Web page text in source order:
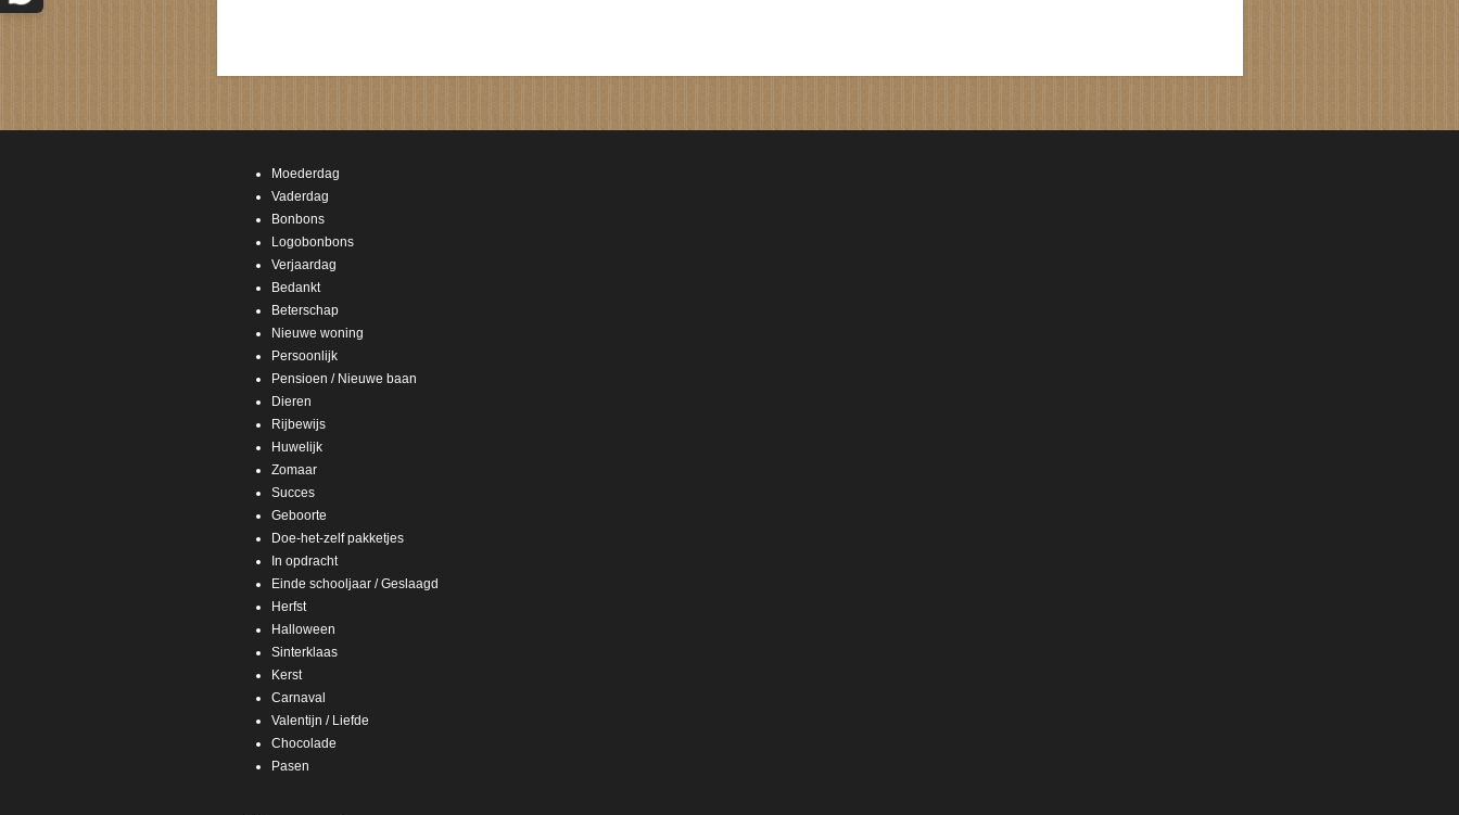
Moederdag
Vaderdag
Bonbons
Logobonbons
Verjaardag
Bedankt
Beterschap
Nieuwe woning
Persoonlijk
Pensioen / Nieuwe baan
Dieren
Rijbewijs
Huwelijk
Zomaar
Succes
Geboorte
Doe-het-zelf pakketjes
In opdracht
Einde schooljaar / Geslaagd
Herfst
Halloween
Sinterklaas
Kerst
Carnaval
Valentijn / Liefde
Chocolade
Pasen